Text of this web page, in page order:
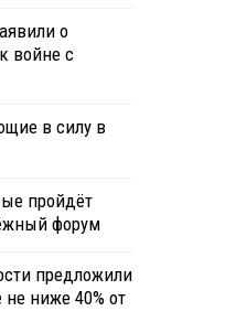
о
войне с
в силу в
пройдёт
форум
предложили
не ниже 40% от